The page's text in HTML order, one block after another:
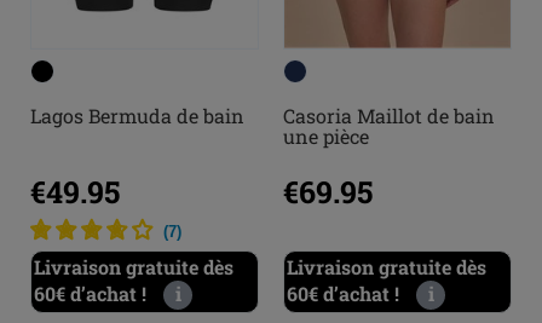
Lagos Bermuda de bain
€49.95
(7)
Livraison gratuite dès
60€ d’achat !
i
Casoria Maillot de bain
une pièce
€69.95
Livraison gratuite dès
60€ d’achat !
i